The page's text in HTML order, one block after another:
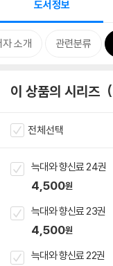
도서정보
자 소개 관련분류
이 상품의 시리즈
전체선택
늑대와 향신료 24권
4,500원
늑대와 향신료 23권
4,500원
늑대와 향신료 22권